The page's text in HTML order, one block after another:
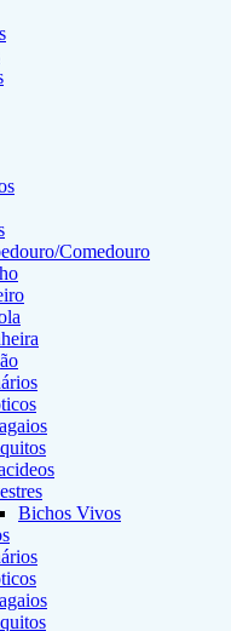
Comedouro
Bichos Vivos